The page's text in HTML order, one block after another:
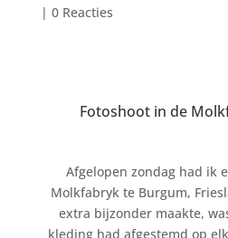
| 0 Reacties
Fotoshoot in de
Afgelopen zondag had ik
Molkfabryk te Burgum,
extra bijzonder maakte,
kleding had afgestemd op